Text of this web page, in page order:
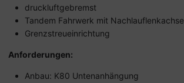
druckluftgebremst
Tandem Fahrwerk mit Nachlauflenkachse
Grenzstreueinrichtung
Anforderungen:
Anbau: K80 Untenanhängung